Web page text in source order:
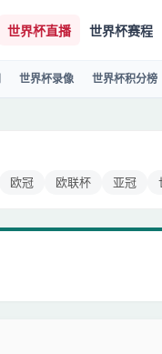
世界杯直播 世界杯赛程
世界杯录像 世界杯积分榜
欧冠 欧联杯 亚冠